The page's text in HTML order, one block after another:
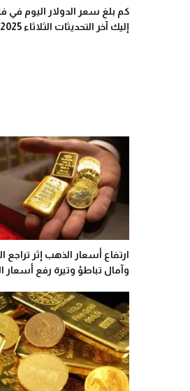
كم بلغ سعر الدولار اليوم
إليك آخر التحديثات الثلاثاء 7/8/2025
ارتفاع أسعار الذهب إثر تراجع
وآمال تباطؤ وتيرة رفع أسعار